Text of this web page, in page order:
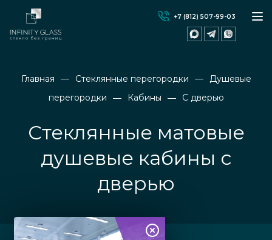
+7 (812) 507-99-03
Главная Стеклянные перегородки
Душевые
перегородки
Кабины С дверью
Стеклянные матовые
душевые кабины с
дверью